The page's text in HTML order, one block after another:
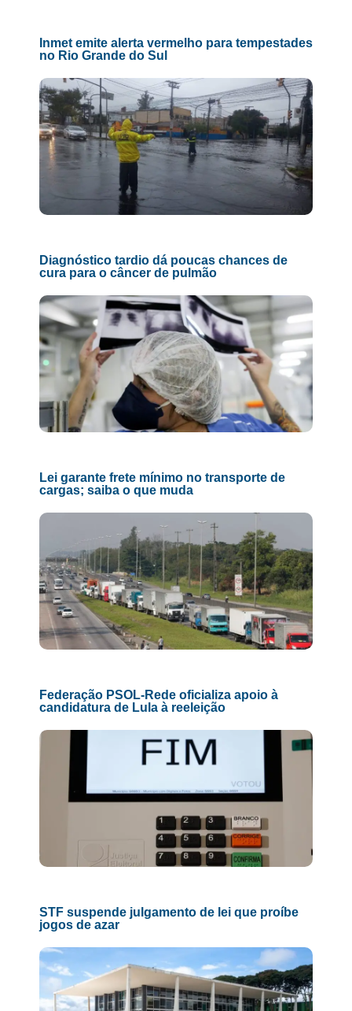
Inmet emite alerta vermelho para tempestades
no Rio Grande do Sul
Diagnóstico tardio dá poucas chances de
cura para o câncer de pulmão
Lei garante frete mínimo no transporte de
cargas; saiba o que muda
Federação PSOL-Rede oficializa apoio à
candidatura de Lula à reeleição
STF suspende julgamento de lei que proíbe
jogos de azar